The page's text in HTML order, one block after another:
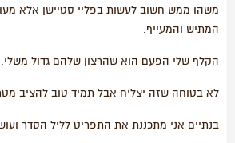
משהו ממש חשוב לעשות בפליי סטיישן אלא
המתיש והמעייף.
הקלף שלי הפעם הוא שהרצון שלהם גדול משלי.
לא בטוחה שזה יצליח אבל תמיד טוב להציב
בנתיים אני מתכננת את התפריט לליל הסדר